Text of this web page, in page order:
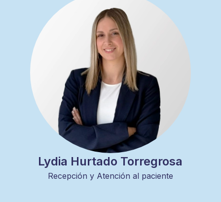
Lydia Hurtado Torregrosa
Recepción y Atención al paciente